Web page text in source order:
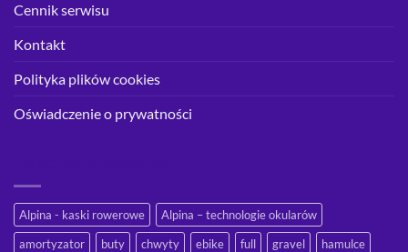
Cennik serwisu
Kontakt
Polityka plików cookies
Oświadczenie o prywatności
Alpina - kaski rowerowe
Alpina – technologie okularów
amortyzator
buty chwyty ebike full gravel
hamulce